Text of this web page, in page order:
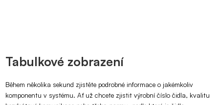
Tabulkové zobrazení
Během několika sekund zjistěte podrobné informace o jakémkoliv
komponentu v systému. Ať už chcete zjistit výrobní číslo čidla, kvalitu